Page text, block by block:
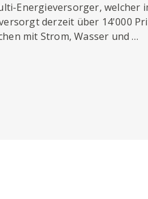
Energieversorger, welcher
derzeit über 14'000
mit Strom, Wasser und …